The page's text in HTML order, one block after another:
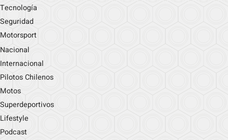
Tecnología
Seguridad
Motorsport
Nacional
Internacional
Pilotos Chilenos
Motos
Superdeportivos
Lifestyle
Podcast